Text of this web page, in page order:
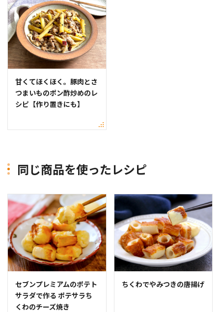
甘くてほくほく。豚肉とさ
つまいものポン酢炒めのレ
シピ【作り置きにも】
同じ商品を使ったレシピ
セブンプレミアムのポテト
サラダで作る ポテサラち
くわのチーズ焼き
ちくわでやみつきの唐揚げ